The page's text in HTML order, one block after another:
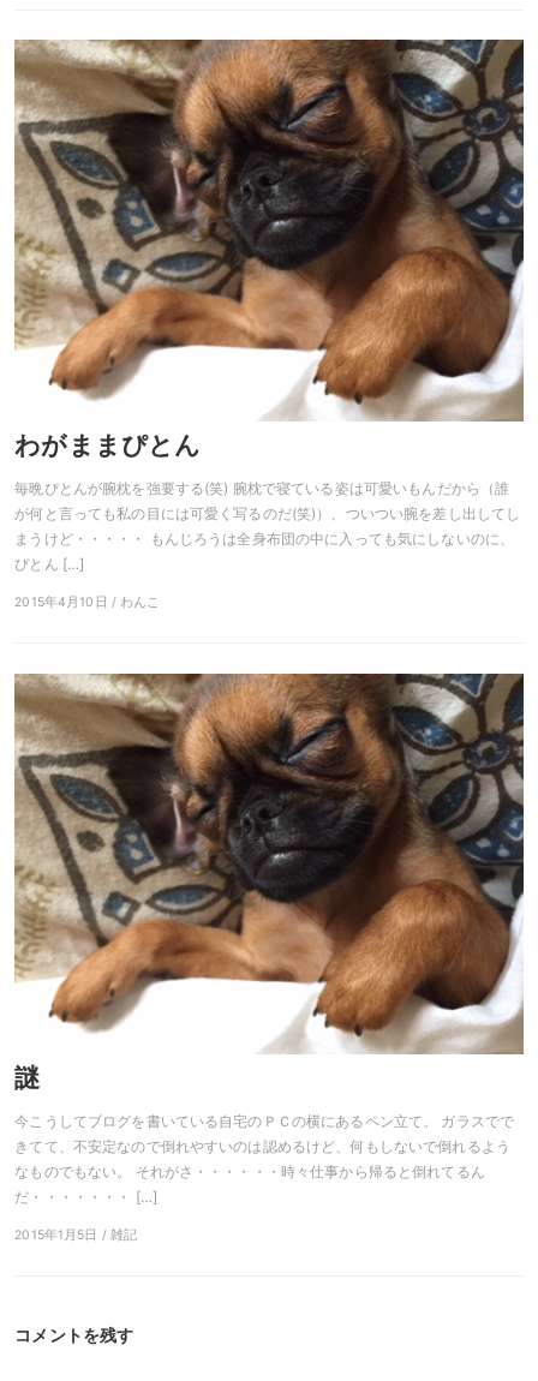
わがままぴとん
毎晩ぴとんが腕枕を強要する(笑) 腕枕で寝ている姿は可愛いもんだから（誰
が何と言っても私の目には可愛く写るのだ(笑)）、ついつい腕を差し出してし
まうけど・・・・・ もんじろうは全身布団の中に入っても気にしないのに、
ぴとん […]
2015年4月10日 / わんこ
謎
今こうしてブログを書いている自宅のＰＣの横にあるペン立て。 ガラスでで
きてて、不安定なので倒れやすいのは認めるけど、何もしないで倒れるよう
なものでもない。 それがさ・・・・・・時々仕事から帰ると倒れてるん
だ・・・・・・・ […]
2015年1月5日 / 雑記
コメントを残す